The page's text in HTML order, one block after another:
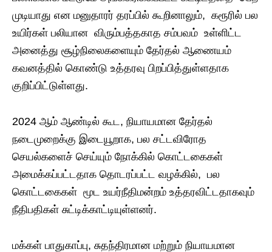
முடியாது என மனுதாரர் தரப்பில் கூறினாலும், கரூரில் பல
உயிர்கள் பலியான விரும்பத்தகாத சம்பவம் உள்ளிட்ட
அனைத்து சூழ்நிலைகளையும் தேர்தல் ஆணையம்
கவனத்தில் கொண்டு உத்தரவு பிறப்பித்துள்ளதாக
குறிப்பிட்டுள்ளது.
2024 ஆம் ஆண்டில் கூட, நியாயமான தேர்தல்
நடைமுறைக்கு இடையூறாக, பல சட்டவிரோத
செயல்களைச் செய்யும் நோக்கில் கொட்டகைகள்
அமைக்கப்பட்டதாக தொடரப்பட்ட வழக்கில், பல
கொட்டகைகள் மூட உயர்நீதிமன்றம் உத்தரவிட்டதாகவும்
நீதிபதிகள் சுட்டிக்காட்டியுள்ளனர்.
மக்கள் பாதுகாப்பு, சுதந்திரமான மற்றும் நியாயமான